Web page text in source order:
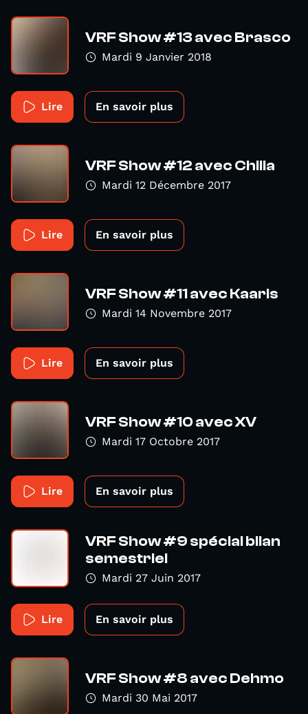
VRF Show #13 avec Brasco
Mardi 9 Janvier 2018
Lire En savoir plus
VRF Show #12 avec Chilla
Mardi 12 Décembre 2017
Lire En savoir plus
VRF Show #11 avec Kaaris
Mardi 14 Novembre 2017
Lire En savoir plus
VRF Show #10 avec XV
Mardi 17 Octobre 2017
Lire En savoir plus
VRF Show #9 spécial bilan
semestriel
Mardi 27 Juin 2017
Lire En savoir plus
VRF Show #8 avec Dehmo
Mardi 30 Mai 2017